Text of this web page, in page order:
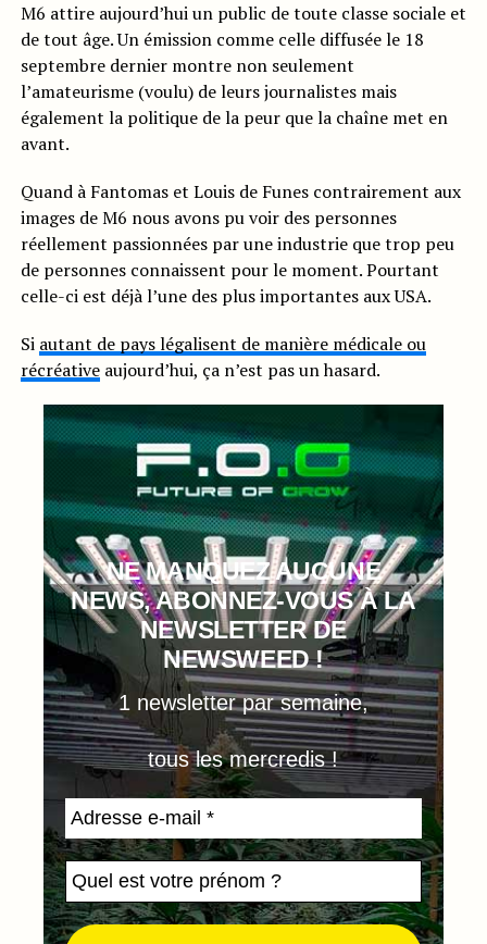
M6 attire aujourd’hui un public de toute classe sociale et
de tout âge. Un émission comme celle diffusée le 18
septembre dernier montre non seulement
l’amateurisme (voulu) de leurs journalistes mais
également la politique de la peur que la chaîne met en
avant.
Quand à Fantomas et Louis de Funes contrairement aux
images de M6 nous avons pu voir des personnes
réellement passionnées par une industrie que trop peu
de personnes connaissent pour le moment. Pourtant
celle-ci est déjà l’une des plus importantes aux USA.
Si autant de pays légalisent de manière médicale ou
récréativeaujourd’hui, ça n’est pas un hasard.
NE MANQUEZ AUCUNE
NEWS, ABONNEZ-VOUS À LA
NEWSLETTER DE
NEWSWEED !
1 newsletter par semaine,
tous les mercredis !